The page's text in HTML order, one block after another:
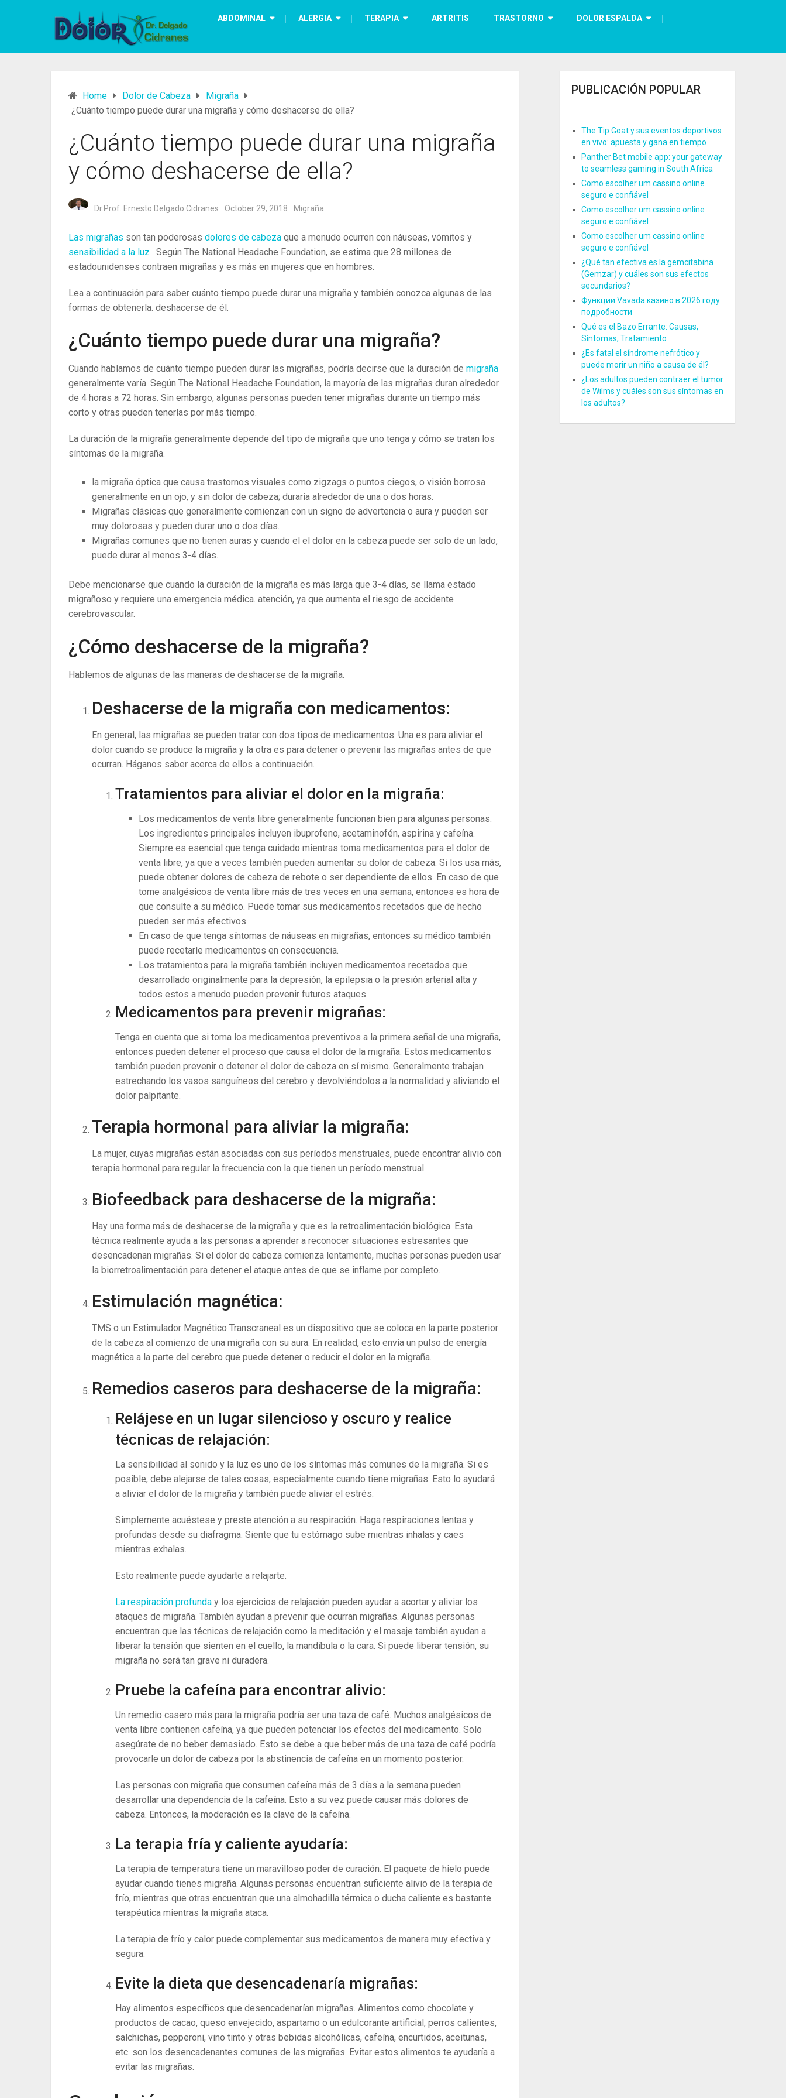
ABDOMINAL ALERGIA TERAPIA ARTRITIS TRASTORNO DOLOR ESPALDA
Home Dolor de Cabeza
Migraña
¿Cuánto tiempo puede durar una migraña y cómo deshacerse de ella?
¿Cuánto tiempo puede durar una migraña
y cómo deshacerse de ella?
Dr.Prof. Ernesto Delgado Cidranes October 29, 2018 Migraña
Las migrañas son ​​tan poderosas dolores de cabeza que a menudo ocurren con náuseas, vómitos y
sensibilidad a la luz . Según The National Headache Foundation, se estima que 28 millones de
estadounidenses contraen migrañas y es más en mujeres que en hombres.
Lea a continuación para saber cuánto tiempo puede durar una migraña y también conozca algunas de las
formas de obtenerla. deshacerse de él.
¿Cuánto tiempo puede durar una migraña?
Cuando hablamos de cuánto tiempo pueden durar las migrañas, podría decirse que la duración de migraña
generalmente varía. Según The National Headache Foundation, la mayoría de las migrañas duran alrededor
de 4 horas a 72 horas. Sin embargo, algunas personas pueden tener migrañas durante un tiempo más
corto y otras pueden tenerlas por más tiempo.
La duración de la migraña generalmente depende del tipo de migraña que uno tenga y cómo se tratan los
síntomas de la migraña.
la migraña óptica que causa trastornos visuales como zigzags o puntos ciegos, o visión borrosa
generalmente en un ojo, y sin dolor de cabeza; duraría alrededor de una o dos horas.
Migrañas clásicas que generalmente comienzan con un signo de advertencia o aura y pueden ser
muy dolorosas y pueden durar uno o dos días.
Migrañas comunes que no tienen auras y cuando el el dolor en la cabeza puede ser solo de un lado,
puede durar al menos 3-4 días.
Debe mencionarse que cuando la duración de la migraña es más larga que 3-4 días, se llama estado
migrañoso y requiere una emergencia médica. atención, ya que aumenta el riesgo de accidente
cerebrovascular.
¿Cómo deshacerse de la migraña?
Hablemos de algunas de las maneras de deshacerse de la migraña.
Deshacerse de la migraña con medicamentos:
En general, las migrañas se pueden tratar con dos tipos de medicamentos. Una es para aliviar el
dolor cuando se produce la migraña y la otra es para detener o prevenir las migrañas antes de que
ocurran. Háganos saber acerca de ellos a continuación.
Tratamientos para aliviar el dolor en la migraña:
Los medicamentos de venta libre generalmente funcionan bien para algunas personas.
Los ingredientes principales incluyen ibuprofeno, acetaminofén, aspirina y cafeína.
Siempre es esencial que tenga cuidado mientras toma medicamentos para el dolor de
venta libre, ya que a veces también pueden aumentar su dolor de cabeza. Si los usa más,
puede obtener dolores de cabeza de rebote o ser dependiente de ellos. En caso de que
tome analgésicos de venta libre más de tres veces en una semana, entonces es hora de
que consulte a su médico. Puede tomar sus medicamentos recetados que de hecho
pueden ser más efectivos.
En caso de que tenga síntomas de náuseas en migrañas, entonces su médico también
puede recetarle medicamentos en consecuencia.
Los tratamientos para la migraña también incluyen medicamentos recetados que
desarrollado originalmente para la depresión, la epilepsia o la presión arterial alta y
todos estos a menudo pueden prevenir futuros ataques.
Medicamentos para prevenir migrañas:
Tenga en cuenta que si toma los medicamentos preventivos a la primera señal de una migraña,
entonces pueden detener el proceso que causa el dolor de la migraña. Estos medicamentos
también pueden prevenir o detener el dolor de cabeza en sí mismo. Generalmente trabajan
estrechando los vasos sanguíneos del cerebro y devolviéndolos a la normalidad y aliviando el
dolor palpitante.
Terapia hormonal para aliviar la migraña:
La mujer, cuyas migrañas están asociadas con sus períodos menstruales, puede encontrar alivio con
terapia hormonal para regular la frecuencia con la que tienen un período menstrual.
Biofeedback para deshacerse de la migraña:
Hay una forma más de deshacerse de la migraña y que es la retroalimentación biológica. Esta
técnica realmente ayuda a las personas a aprender a reconocer situaciones estresantes que
desencadenan migrañas. Si el dolor de cabeza comienza lentamente, muchas personas pueden usar
la biorretroalimentación para detener el ataque antes de que se inflame por completo.
Estimulación magnética:
TMS o un Estimulador Magnético Transcraneal es un dispositivo que se coloca en la parte posterior
de la cabeza al comienzo de una migraña con su aura. En realidad, esto envía un pulso de energía
magnética a la parte del cerebro que puede detener o reducir el dolor en la migraña.
Remedios caseros para deshacerse de la migraña:
Relájese en un lugar silencioso y oscuro y realice
técnicas de relajación:
La sensibilidad al sonido y la luz es uno de los síntomas más comunes de la migraña. Si es
posible, debe alejarse de tales cosas, especialmente cuando tiene migrañas. Esto lo ayudará
a aliviar el dolor de la migraña y también puede aliviar el estrés.
Simplemente acuéstese y preste atención a su respiración. Haga respiraciones lentas y
profundas desde su diafragma. Siente que tu estómago sube mientras inhalas y caes
mientras exhalas.
Esto realmente puede ayudarte a relajarte.
La respiración profunda y los ejercicios de relajación pueden ayudar a acortar y aliviar los
ataques de migraña. También ayudan a prevenir que ocurran migrañas. Algunas personas
encuentran que las técnicas de relajación como la meditación y el masaje también ayudan a
liberar la tensión que sienten en el cuello, la mandíbula o la cara. Si puede liberar tensión, su
migraña no será tan grave ni duradera.
Pruebe la cafeína para encontrar alivio:
Un remedio casero más para la migraña podría ser una taza de café. Muchos analgésicos de
venta libre contienen cafeína, ya que pueden potenciar los efectos del medicamento. Solo
asegúrate de no beber demasiado. Esto se debe a que beber más de una taza de café podría
provocarle un dolor de cabeza por la abstinencia de cafeína en un momento posterior.
Las personas con migraña que consumen cafeína más de 3 días a la semana pueden
desarrollar una dependencia de la cafeína. Esto a su vez puede causar más dolores de
cabeza. Entonces, la moderación es la clave de la cafeína.
La terapia fría y caliente ayudaría:
La terapia de temperatura tiene un maravilloso poder de curación. El paquete de hielo puede
ayudar cuando tienes migraña. Algunas personas encuentran suficiente alivio de la terapia de
frío, mientras que otras encuentran que una almohadilla térmica o ducha caliente es bastante
terapéutica mientras la migraña ataca.
La terapia de frío y calor puede complementar sus medicamentos de manera muy efectiva y
segura.
Evite la dieta que desencadenaría migrañas:
Hay alimentos específicos que desencadenarían migrañas. Alimentos como chocolate y
productos de cacao, queso envejecido, aspartamo o un edulcorante artificial, perros calientes,
salchichas, pepperoni, vino tinto y otras bebidas alcohólicas, cafeína, encurtidos, aceitunas,
etc. son los desencadenantes comunes de las migrañas. Evitar estos alimentos te ayudaría a
evitar las migrañas.
PUBLICACIÓN POPULAR
The Tip Goat y sus eventos deportivos
en vivo: apuesta y gana en tiempo
Panther Bet mobile app: your gateway
to seamless gaming in South Africa
Como escolher um cassino online
seguro e confiável
Como escolher um cassino online
seguro e confiável
Como escolher um cassino online
seguro e confiável
¿Qué tan efectiva es la gemcitabina
(Gemzar) y cuáles son sus efectos
secundarios?
Функции Vavada казино в 2026 году
подробности
Qué es el Bazo Errante: Causas,
Síntomas, Tratamiento
¿Es fatal el síndrome nefrótico y
puede morir un niño a causa de él?
¿Los adultos pueden contraer el tumor
de Wilms y cuáles son sus síntomas en
los adultos?